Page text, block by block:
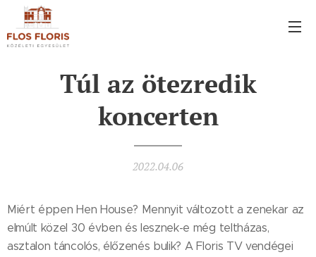
Túl az ötezredik
koncerten
2022.04.06
Miért éppen Hen House? Mennyit változott a zenekar az
elmúlt közel 30 évben és lesznek-e még teltházas,
asztalon táncolós, élőzenés bulik? A Floris TV vendégei